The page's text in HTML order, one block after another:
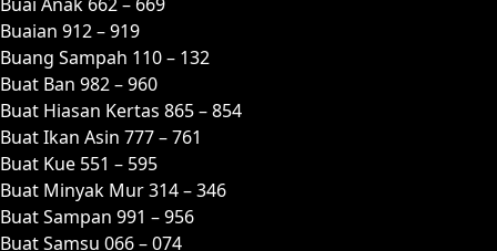
Buaian 912 – 919
Buang Sampah 110 – 132
Buat Ban 982 – 960
Buat Hiasan Kertas 865 – 854
Buat Ikan Asin 777 – 761
Buat Kue 551 – 595
Buat Minyak Mur 314 – 346
Buat Sampan 991 – 956
Buat Samsu 066 – 074